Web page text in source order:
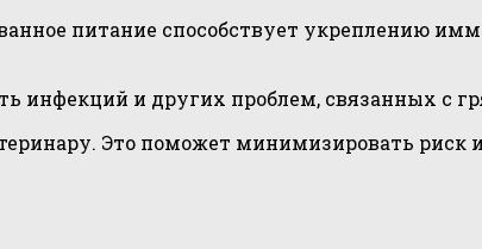
питание способствует укреплению
инфекций и других проблем, связанных с
Это поможет минимизировать риск